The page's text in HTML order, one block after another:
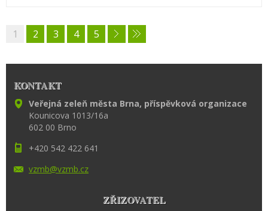
1 2 3 4 5
KONTAKT
Veřejná zeleň města Brna, příspěvková organizace
Kounicova 1013/16a
602 00 Brno
+420 542 422 641
vzmb@vzmb.cz
ZŘIZOVATEL